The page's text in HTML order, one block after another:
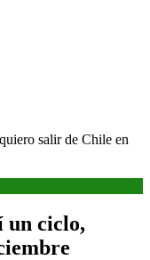
salir de Chile en
un ciclo,